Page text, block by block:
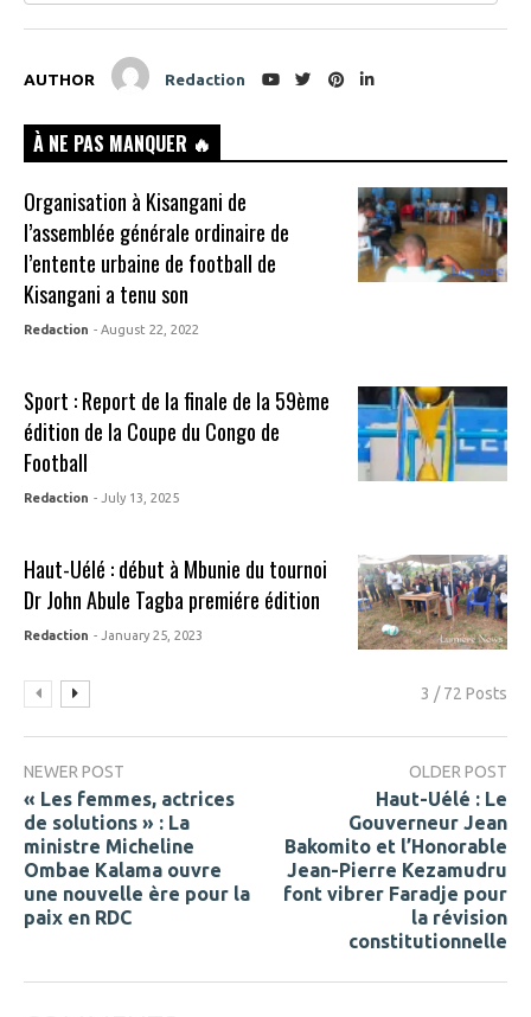
AUTHOR Redaction
À NE PAS MANQUER 🔥
Organisation à Kisangani de
l’assemblée générale ordinaire de
l’entente urbaine de football de
Kisangani a tenu son
Redaction - August 22, 2022
Sport : Report de la finale de la 59ème
édition de la Coupe du Congo de
Football
Redaction - July 13, 2025
Haut-Uélé : début à Mbunie du tournoi
Dr John Abule Tagba premiére édition
Redaction - January 25, 2023
3 / 72 Posts
NEWER POST
« Les femmes, actrices
de solutions » : La
ministre Micheline
Ombae Kalama ouvre
une nouvelle ère pour la
paix en RDC
OLDER POST
Haut-Uélé : Le
Gouverneur Jean
Bakomito et l’Honorable
Jean-Pierre Kezamudru
font vibrer Faradje pour
la révision
constitutionnelle